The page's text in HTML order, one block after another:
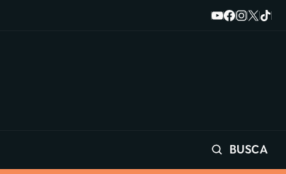
BUSCA